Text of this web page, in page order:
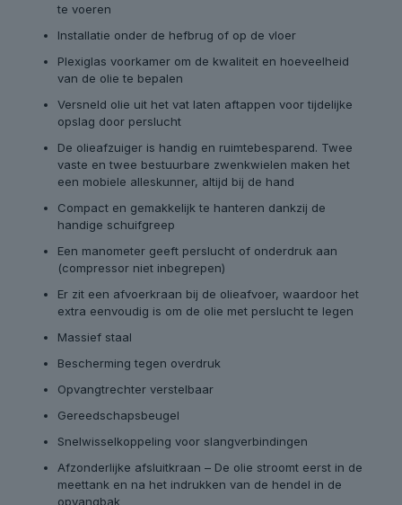
te voeren
Installatie onder de hefbrug of op de vloer
Plexiglas voorkamer om de kwaliteit en hoeveelheid
van de olie te bepalen
Versneld olie uit het vat laten aftappen voor tijdelijke
opslag door perslucht
De olieafzuiger is handig en ruimtebesparend. Twee
vaste en twee bestuurbare zwenkwielen maken het
een mobiele alleskunner, altijd bij de hand
Compact en gemakkelijk te hanteren dankzij de
handige schuifgreep
Een manometer geeft perslucht of onderdruk aan
(compressor niet inbegrepen)
Er zit een afvoerkraan bij de olieafvoer, waardoor het
extra eenvoudig is om de olie met perslucht te legen
Massief staal
Bescherming tegen overdruk
Opvangtrechter verstelbaar
Gereedschapsbeugel
Snelwisselkoppeling voor slangverbindingen
Afzonderlijke afsluitkraan – De olie stroomt eerst in de
meettank en na het indrukken van de hendel in de
opvangbak